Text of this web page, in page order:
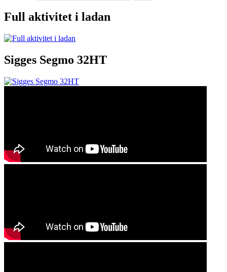
Full aktivitet i ladan
Sigges Segmo 32HT